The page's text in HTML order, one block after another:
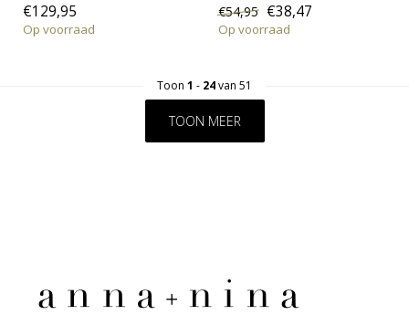
€129,95
Op voorraad
€54,95 €38,47
Op voorraad
Toon 1 - 24van 51
TOON MEER